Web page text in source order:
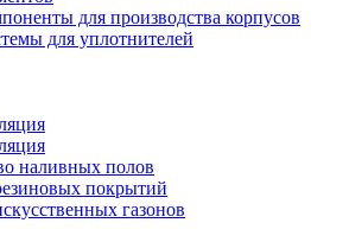
для производства корпусов
для уплотнителей
наливных полов
покрытий
газонов